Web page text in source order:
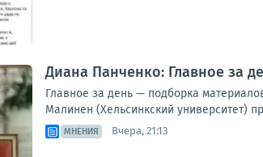
Диана Панченко: Главное за
Главное за день — подборка
Малинен (Хельсинкский университет)
МНЕНИЯ Вчера, 21:13